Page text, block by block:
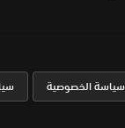
سياسة الخصوصية